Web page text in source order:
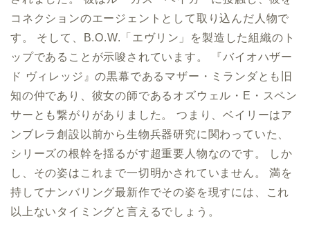
コネクションのエージェントとして取り込んだ人物で
す。 そして、B.O.W.「エヴリン」を製造した組織のト
ップであることが示唆されています。 『バイオハザー
ド ヴィレッジ』の黒幕であるマザー・ミランダとも旧
知の仲であり、彼女の師であるオズウェル・E・スペン
サーとも繋がりがありました。 つまり、ベイリーはア
ンブレラ創設以前から生物兵器研究に関わっていた、
シリーズの根幹を揺るがす超重要人物なのです。 しか
し、その姿はこれまで一切明かされていません。 満を
持してナンバリング最新作でその姿を現すには、これ
以上ないタイミングと言えるでしょう。